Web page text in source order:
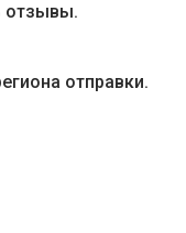
отзывы.
отправки.